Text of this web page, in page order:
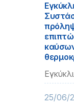
25/06/